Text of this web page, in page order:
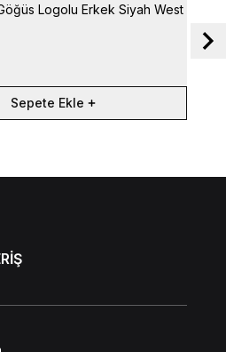
Logolu Erkek Siyah West
Sepete Ekle